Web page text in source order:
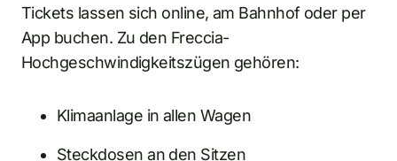
Tickets lassen sich online, am Bahnhof oder per
App buchen. Zu den Freccia-
Hochgeschwindigkeitszügen gehören:
Klimaanlage in allen Wagen
Steckdosen an den Sitzen